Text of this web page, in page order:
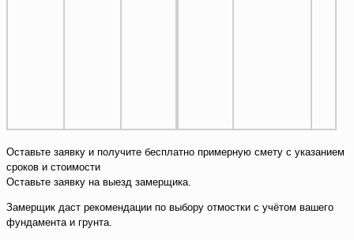
Оставьте заявку и получите бесплатно примерную смету с указанием
сроков и стоимости
Оставьте заявку на выезд замерщика.
Замерщик даст рекомендации по выбору отмостки с учётом вашего
фундамента и грунта.